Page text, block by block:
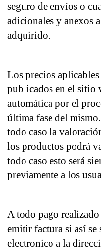
seguro de envíos o
adicionales y anexos
adquirido.
Los precios
publicados en el sitio
automática por el
última fase del
todo caso la
los productos podrá
todo caso esto será
previamente a los
A todo pago
emitir factura si así
electronico a la